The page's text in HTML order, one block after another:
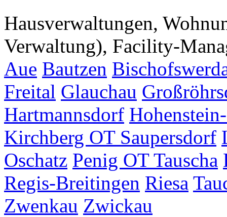
Hausverwaltungen,
Verwaltung), Facility-
Aue Bautzen
Freital Glauchau
Hartmannsdorf
Kirchberg OT Saupersdorf
Oschatz Penig OT Tauscha
Regis-Breitingen Riesa
Zwenkau Zwickau